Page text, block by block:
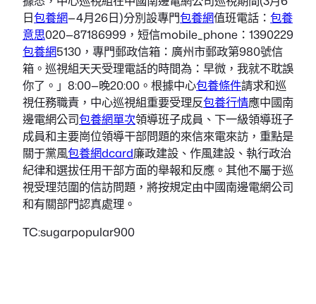
日包養網—4月26日)分別設專門包養網值班電話： 包養
意思020—87186999，短信mobile_phone：1390229
包養網5130，專門郵政信箱：廣州市郵政第980號信
箱。巡視組天天受理電話的時間為：早微，我就不耽誤
你了。」8:00—晚20:00。根據中心包養條件請求和巡
視任務職責，中心巡視組重要受理反包養行情應中國南
邊電網公司包養網單次領導班子成員、下一級領導班子
成員和主要崗位領導干部問題的來信來電來訪，重點是
關于黨風包養網dcard廉政建設、作風建設、執行政治
紀律和選拔任用干部方面的舉報和反應。其他不屬于巡
視受理范圍的信訪問題，將按規定由中國南邊電網公司
和有關部門認真處理。
TC:sugarpopular900